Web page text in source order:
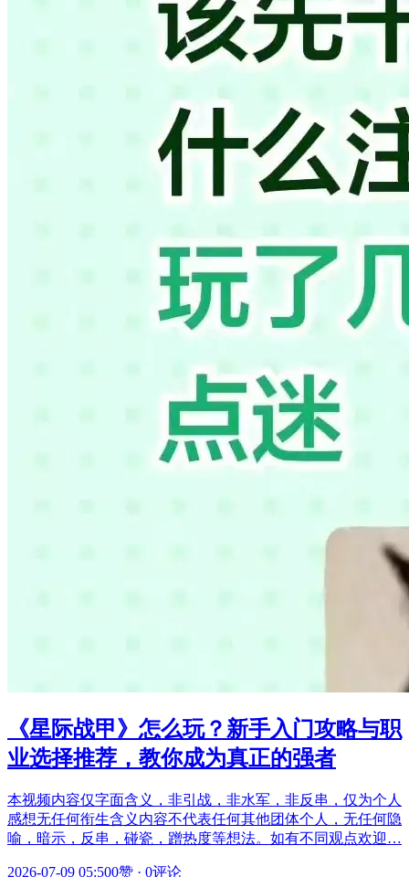
《星际战甲》怎么玩？新手入门攻略与职
业选择推荐，教你成为真正的强者
本视频内容仅字面含义，非引战，非水军，非反串，仅为个人
感想无任何衔生含义内容不代表任何其他团体个人，无任何隐
喻，暗示，反串，碰瓷，蹭热度等想法。如有不同观点欢迎…
2026-07-09 05:500赞 · 0评论